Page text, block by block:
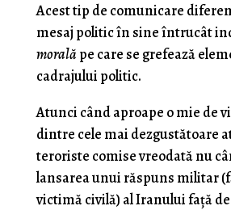
Acest tip de comunicare
mesaj politic în sine întrucât
morală pe care se grefează
cadrajului politic.
Atunci când aproape o mie de
dintre cele mai dezgustătoare
teroriste comise vreodată nu
lansarea unui răspuns militar
victimă civilă) al Iranului faţă